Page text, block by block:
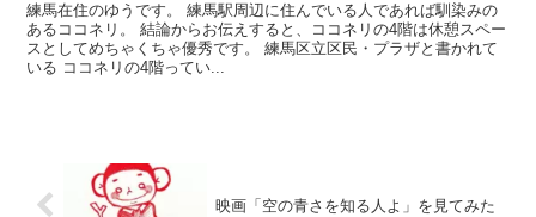
練馬在住のゆうです。 練馬駅周辺に住んでいる人であれば馴染みの
あるココネリ。 結論からお伝えすると、ココネリの4階は休憩スペー
スとしてめちゃくちゃ優秀です。 練馬区立区民・プラザと書かれて
いる ココネリの4階ってい...
映画「空の青さを知る人よ」を見てみた